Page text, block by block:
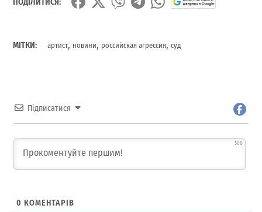
ПОДІЛИТИСЯ:
МІТКИ: артист, новини, российская агрессия,суд
Підписатися
500
0 КОМЕНТАРІВ